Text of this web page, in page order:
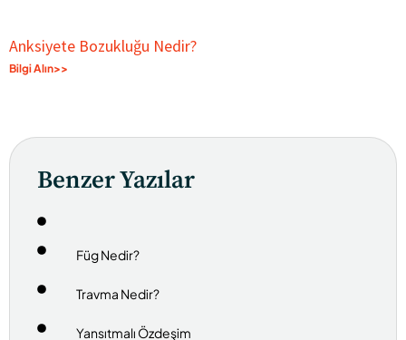
Anksiyete Bozukluğu Nedir?
Bilgi Alın>>
Benzer Yazılar
Füg Nedir?
Travma Nedir?
Yansıtmalı Özdeşim